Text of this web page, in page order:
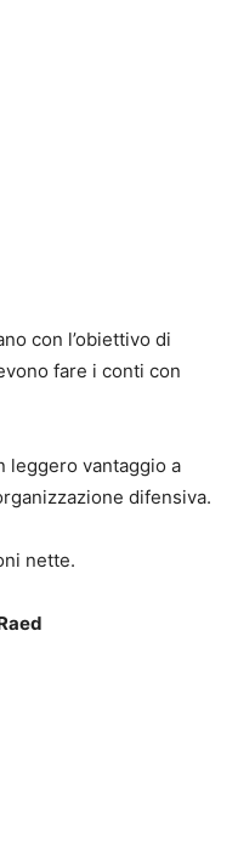
con l’obiettivo di
fare i conti con
leggero vantaggio a
difensiva.
nette.